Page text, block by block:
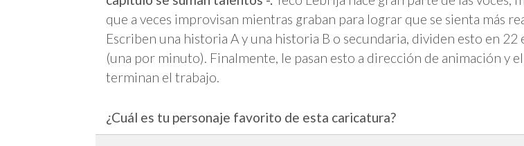
que a veces improvisan mientras graban para lograr que se sienta más
Escriben una historia A y una historia B o secundaria, dividen esto en 22
(una por minuto). Finalmente, le pasan esto a dirección de animación y
terminan el trabajo.
¿Cuál es tu personaje favorito de esta caricatura?